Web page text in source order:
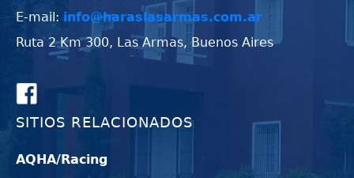
E-mail: info@haraslasarmas.com.ar
Ruta 2 Km 300, Las Armas, Buenos Aires
SITIOS RELACIONADOS
AQHA/Racing